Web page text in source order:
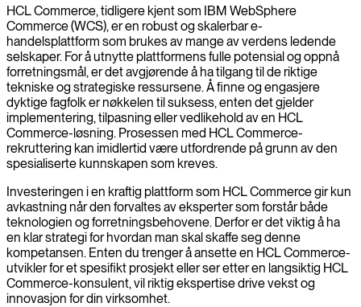
optimalisere dine e-handelsløsninger, sikre sømløse
kundeopplevelser og maksimere forretningsvekst.
HCL Commerce, tidligere kjent som IBM WebSphere
Commerce (WCS), er en robust og skalerbar e-
handelsplattform som brukes av mange av verdens ledende
selskaper. For å utnytte plattformens fulle potensial og oppnå
forretningsmål, er det avgjørende å ha tilgang til de riktige
tekniske og strategiske ressursene. Å finne og engasjere
dyktige fagfolk er nøkkelen til suksess, enten det gjelder
implementering, tilpasning eller vedlikehold av en HCL
Commerce-løsning. Prosessen med HCL Commerce-
rekruttering kan imidlertid være utfordrende på grunn av den
spesialiserte kunnskapen som kreves.
Investeringen i en kraftig plattform som HCL Commerce gir kun
avkastning når den forvaltes av eksperter som forstår både
teknologien og forretningsbehovene. Derfor er det viktig å ha
en klar strategi for hvordan man skal skaffe seg denne
kompetansen. Enten du trenger å ansette en HCL Commerce-
utvikler for et spesifikt prosjekt eller ser etter en langsiktig HCL
Commerce-konsulent, vil riktig ekspertise drive vekst og
innovasjon for din virksomhet.